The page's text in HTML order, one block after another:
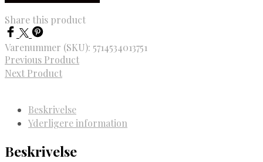
Share this product
Varenummer (SKU): 5714534013751
Previous Product
Next Product
Beskrivelse
Yderligere information
Beskrivelse